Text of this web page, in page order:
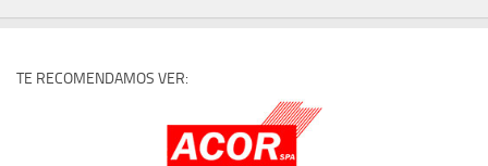
TE RECOMENDAMOS VER: